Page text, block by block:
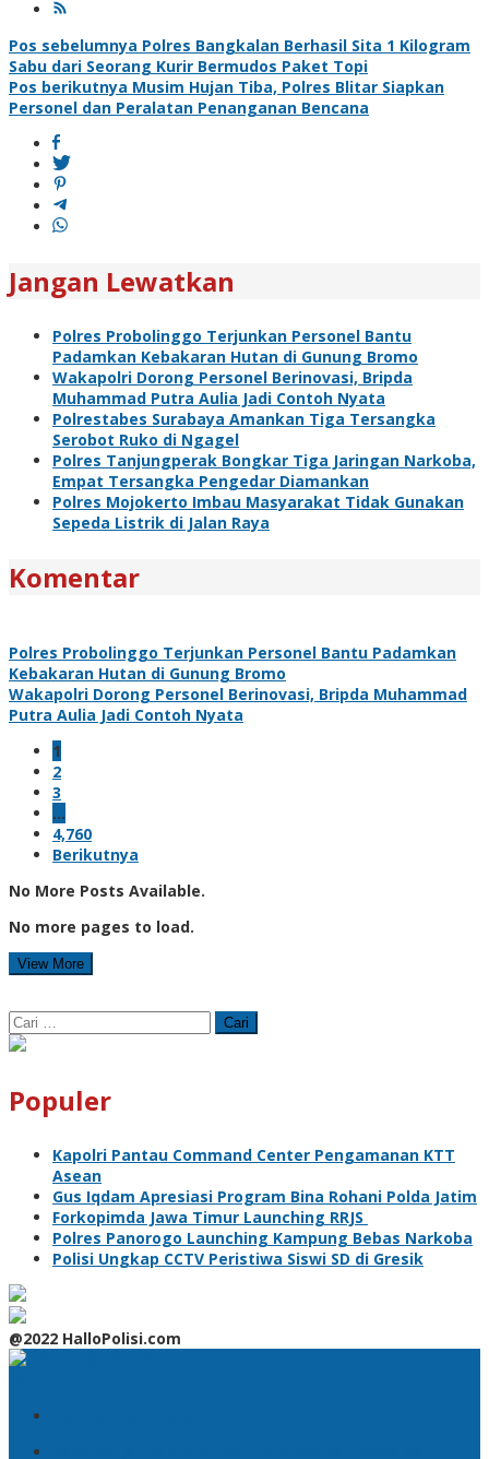
Navigasi
pos
Pos sebelumnya Polres Bangkalan Berhasil Sita 1 Kilogram
Sabu dari Seorang Kurir Bermudos Paket Topi
Pos berikutnya Musim Hujan Tiba, Polres Blitar Siapkan
Personel dan Peralatan Penanganan Bencana
Jangan Lewatkan
Polres Probolinggo Terjunkan Personel Bantu
Padamkan Kebakaran Hutan di Gunung Bromo
Wakapolri Dorong Personel Berinovasi, Bripda
Muhammad Putra Aulia Jadi Contoh Nyata
Polrestabes Surabaya Amankan Tiga Tersangka
Serobot Ruko di Ngagel
Polres Tanjungperak Bongkar Tiga Jaringan Narkoba,
Empat Tersangka Pengedar Diamankan
Polres Mojokerto Imbau Masyarakat Tidak Gunakan
Sepeda Listrik di Jalan Raya
Komentar
Polres Probolinggo Terjunkan Personel Bantu Padamkan
Kebakaran Hutan di Gunung Bromo
Wakapolri Dorong Personel Berinovasi, Bripda Muhammad
Putra Aulia Jadi Contoh Nyata
1
2
3
…
4,760
Berikutnya
No More Posts Available.
No more pages to load.
View More
Cari
untuk:
Populer
Kapolri Pantau Command Center Pengamanan KTT
Asean
Gus Iqdam Apresiasi Program Bina Rohani Polda Jatim
Forkopimda Jawa Timur Launching RRJS
Polres Panorogo Launching Kampung Bebas Narkoba
Polisi Ungkap CCTV Peristiwa Siswi SD di Gresik
@2022 HalloPolisi.com